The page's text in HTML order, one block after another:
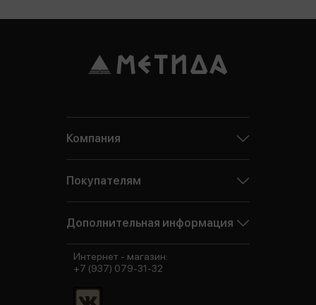
Компания
Покупателям
Дополнительная информация
Интернет - магазин:
+7 (937) 079-31-32